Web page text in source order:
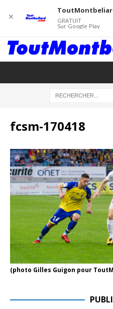
fcsm-170418
(photo Gilles Guigon pour
✕ GRATUIT
Sur Google Play